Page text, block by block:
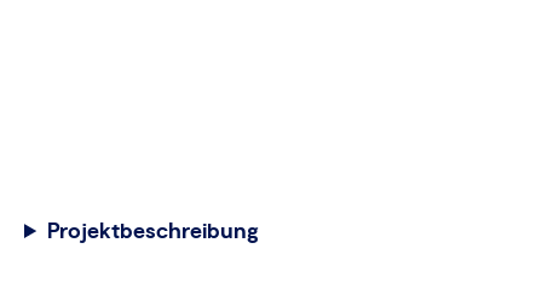
Projektbeschreibung